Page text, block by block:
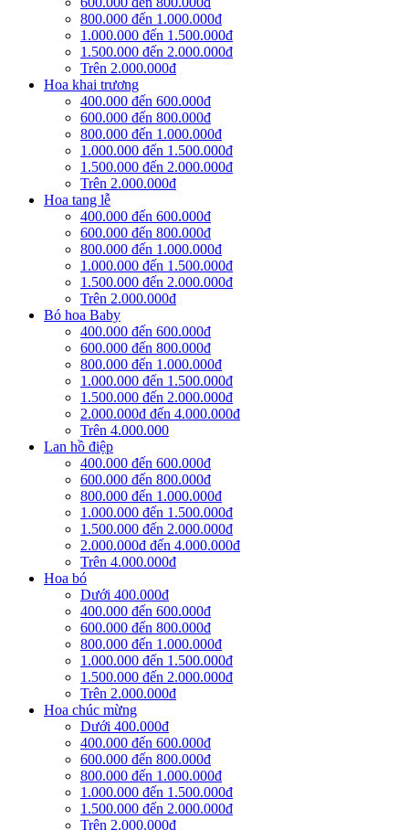
800.000 đến 1.000.000đ
1.000.000 đến 1.500.000đ
1.500.000 đến 2.000.000đ
Trên 2.000.000đ
Hoa khai trương
400.000 đến 600.000đ
600.000 đến 800.000đ
800.000 đến 1.000.000đ
1.000.000 đến 1.500.000đ
1.500.000 đến 2.000.000đ
Trên 2.000.000đ
Hoa tang lễ
400.000 đến 600.000đ
600.000 đến 800.000đ
800.000 đến 1.000.000đ
1.000.000 đến 1.500.000đ
1.500.000 đến 2.000.000đ
Trên 2.000.000đ
Bó hoa Baby
400.000 đến 600.000đ
600.000 đến 800.000đ
800.000 đến 1.000.000đ
1.000.000 đến 1.500.000đ
1.500.000 đến 2.000.000đ
2.000.000đ đến 4.000.000đ
Trên 4.000.000
Lan hồ điệp
400.000 đến 600.000đ
600.000 đến 800.000đ
800.000 đến 1.000.000đ
1.000.000 đến 1.500.000đ
1.500.000 đến 2.000.000đ
2.000.000đ đến 4.000.000đ
Trên 4.000.000đ
Hoa bó
Dưới 400.000đ
400.000 đến 600.000đ
600.000 đến 800.000đ
800.000 đến 1.000.000đ
1.000.000 đến 1.500.000đ
1.500.000 đến 2.000.000đ
Trên 2.000.000đ
Hoa chúc mừng
Dưới 400.000đ
400.000 đến 600.000đ
600.000 đến 800.000đ
800.000 đến 1.000.000đ
1.000.000 đến 1.500.000đ
1.500.000 đến 2.000.000đ
Trên 2.000.000đ